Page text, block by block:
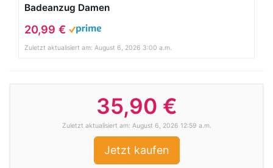
Badeanzug Damen
20,99 €
Zuletzt aktualisiert am: August 6, 2026 3:00 a.m.
35,90 €
Zuletzt aktualisiert am: August 6, 2026 12:59 a.m.
Jetzt kaufen